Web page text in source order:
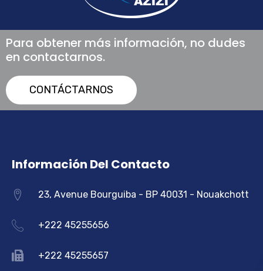
Para obtener más información, no dudes
en contactarnos.
CONTÁCTARNOS
Información Del Contacto
23, Avenue Bourguiba - BP 40031 - Nouakchott
+222 45255656
+222 45255657